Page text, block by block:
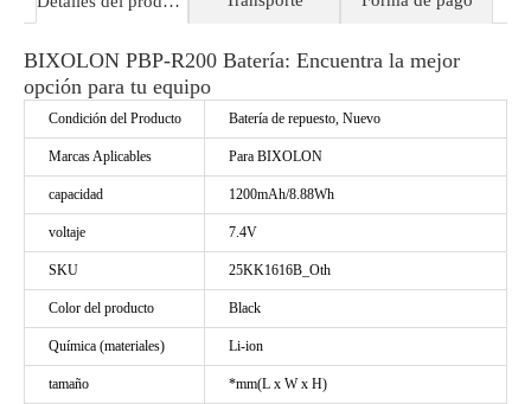
BIXOLON PBP-R200 Batería: Encuentra la mejor
opción para tu equipo
Condición del Producto Batería de repuesto, Nuevo
Marcas Aplicables Para BIXOLON
capacidad 1200mAh/8.88Wh
voltaje 7.4V
SKU 25KK1616B_Oth
Color del producto Black
Química (materiales) Li-ion
tamaño *mm(L x W x H)